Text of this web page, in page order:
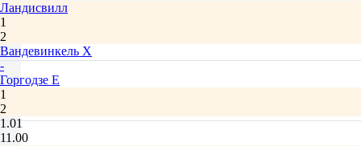
Ландисвилл
1
2
Вандевинкель Х
-
Горгодзе Е
1
2
1.01
11.00